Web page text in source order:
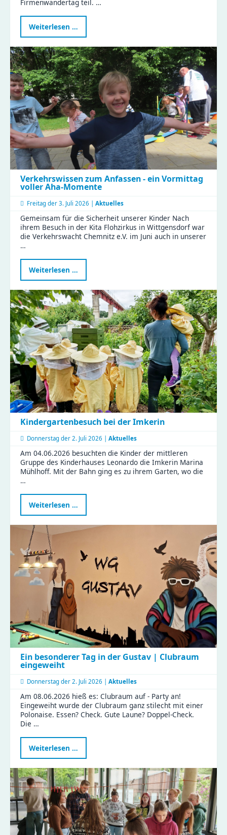
Firmenwandertag teil. …
Weiterlesen …
Esche
Firmenwandertag
Verkehrswissen zum Anfassen - ein Vormittag
voller Aha-Momente
Freitag der 3. Juli 2026 | Aktuelles
Gemeinsam für die Sicherheit unserer Kinder Nach
ihrem Besuch in der Kita Flohzirkus in Wittgensdorf war
die Verkehrswacht Chemnitz e.V. im Juni auch in unserer
…
Weiterlesen …
zum
-
ein
Vormittag
voller
Aha-
Momente
Kindergartenbesuch bei der Imkerin
Donnerstag der 2. Juli 2026 | Aktuelles
Am 04.06.2026 besuchten die Kinder der mittleren
Gruppe des Kinderhauses Leonardo die Imkerin Marina
Mühlhoff. Mit der Bahn ging es zu ihrem Garten, wo die
…
Weiterlesen …
bei
der
Imkerin
Ein besonderer Tag in der Gustav | Clubraum
eingeweiht
Donnerstag der 2. Juli 2026 | Aktuelles
Am 08.06.2026 hieß es: Clubraum auf - Party an!
Eingeweiht wurde der Clubraum ganz stilecht mit einer
Polonaise. Essen? Check. Gute Laune? Doppel-Check.
Die …
Weiterlesen …
besonderer
Tag
in
der
Gustav
|
Clubraum
eingeweiht